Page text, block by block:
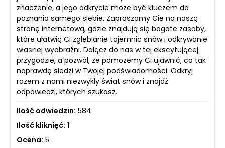
znaczenie, a jego odkrycie może być kluczem do
poznania samego siebie. Zapraszamy Cię na naszą
stronę internetową, gdzie znajdują się bogate zasoby,
które ułatwią Ci zgłębianie tajemnic snów i odkrywanie
własnej wyobraźni. Dołącz do nas w tej ekscytującej
przygodzie, a pozwól, że pomożemy Ci ujawnić, co tak
naprawdę siedzi w Twojej podświadomości. Odkryj
razem z nami niezwykły świat snów i znajdź
odpowiedzi, których szukasz.
Ilość odwiedzin: 584
Ilość kliknięć: 1
Ocena: 5